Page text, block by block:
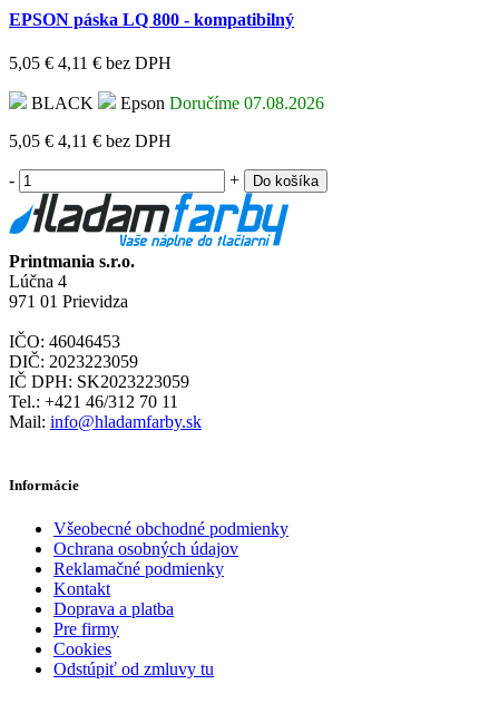
EPSON páska LQ 800 - kompatibilný
5,05 € 4,11 € bez DPH
BLACK Epson Doručíme 07.08.2026
5,05 € 4,11 € bez DPH
- + Do košíka
Printmania s.r.o.
Lúčna 4
971 01 Prievidza
IČO: 46046453
DIČ: 2023223059
IČ DPH: SK2023223059
Tel.: +421 46/312 70 11
Mail: info@hladamfarby.sk
Informácie
Všeobecné obchodné podmienky
Ochrana osobných údajov
Reklamačné podmienky
Kontakt
Doprava a platba
Pre firmy
Cookies
Odstúpiť od zmluvy tu